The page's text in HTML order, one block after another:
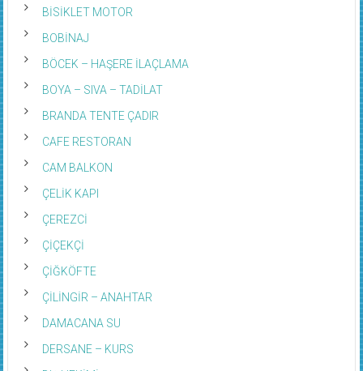
BİSİKLET MOTOR
BOBİNAJ
BÖCEK – HAŞERE İLAÇLAMA
BOYA – SIVA – TADİLAT
BRANDA TENTE ÇADIR
CAFE RESTORAN
CAM BALKON
ÇELİK KAPI
ÇEREZCİ
ÇİÇEKÇİ
ÇİĞKÖFTE
ÇİLİNGİR – ANAHTAR
DAMACANA SU
DERSANE – KURS